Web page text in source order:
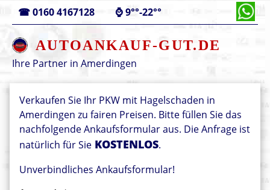
☎0160 4167128 ⌚9°°-22°°
AUTOANKAUF-GUT.DE
Ihre Partner in Amerdingen
Verkaufen Sie Ihr PKW mit Hagelschaden in
Amerdingen zu fairen Preisen. Bitte füllen Sie das
nachfolgende Ankaufsformular aus. Die Anfrage ist
natürlich für Sie KOSTENLOS.
Unverbindliches Ankaufsformular!